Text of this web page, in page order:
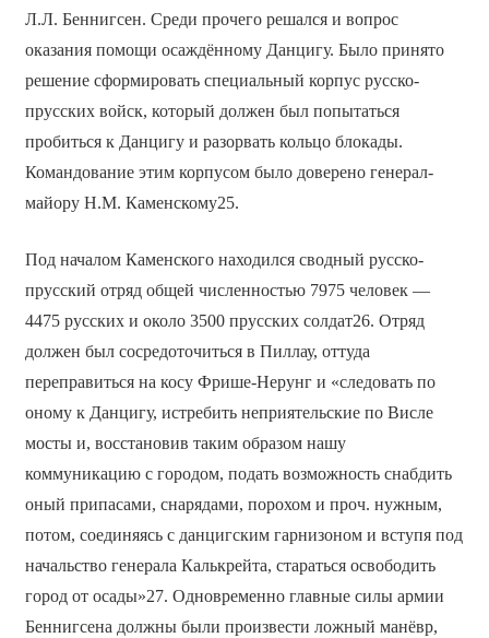
Л.Л. Беннигсен. Среди прочего решался и вопрос
оказания помощи осаждённому Данцигу. Было принято
решение сформировать специальный корпус русско-
прусских войск, который должен был попытаться
пробиться к Данцигу и разорвать кольцо блокады.
Командование этим корпусом было доверено генерал-
майору Н.М. Каменскому25.
Под началом Каменского находился сводный русско-
прусский отряд общей численностью 7975 человек —
4475 русских и около 3500 прусских солдат26. Отряд
должен был сосредоточиться в Пиллау, оттуда
переправиться на косу Фрише-Нерунг и «следовать по
оному к Данцигу, истребить неприятельские по Висле
мосты и, восстановив таким образом нашу
коммуникацию с городом, подать возможность снабдить
оный припасами, снарядами, порохом и проч. нужным,
потом, соединяясь с данцигским гарнизоном и вступя под
начальство генерала Калькрейта, стараться освободить
город от осады»27. Одновременно главные силы армии
Беннигсена должны были произвести ложный манёвр,